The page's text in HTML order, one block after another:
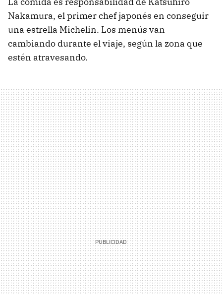
Nakamura, el primer chef japonés en conseguir
una estrella Michelin. Los menús van
cambiando durante el viaje, según la zona que
estén atravesando.